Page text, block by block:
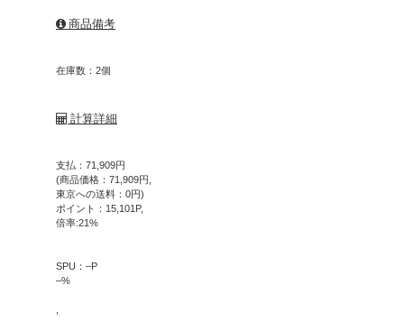
商品備考
在庫数：2個
計算詳細
支払： 71,909円
(商品価格：
71,909円,
東京への送料： 0円)
ポイント： 15,101P,
倍率:21%
SPU： –P
–%
,